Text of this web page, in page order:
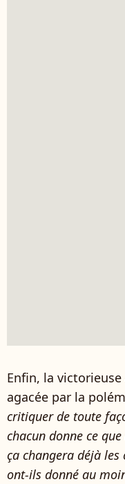
Enfin, la
agacée par la
critiquer de toute
chacun donne ce
ça changera déjà les
ont-ils donné au